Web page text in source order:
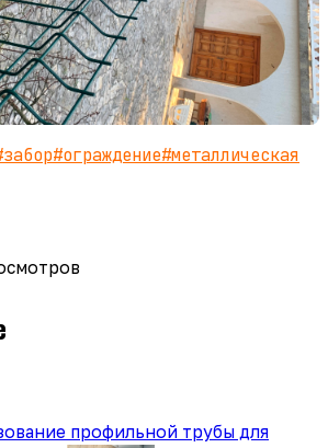
забор#ограждение#металлическая
профильной трубы для